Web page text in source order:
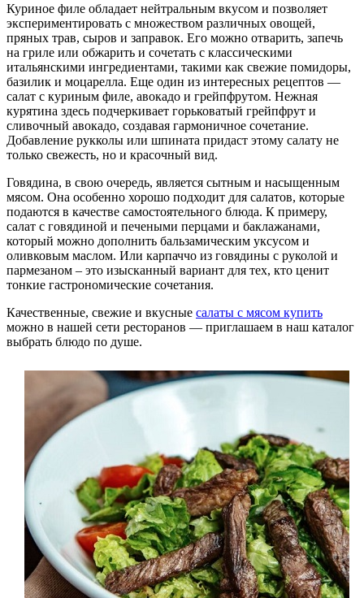
Куриное филе обладает нейтральным вкусом и позволяет
экспериментировать с множеством различных овощей,
пряных трав, сыров и заправок. Его можно отварить, запечь
на гриле или обжарить и сочетать с классическими
итальянскими ингредиентами, такими как свежие помидоры,
базилик и моцарелла. Еще один из интересных рецептов —
салат с куриным филе, авокадо и грейпфрутом. Нежная
курятина здесь подчеркивает горьковатый грейпфрут и
сливочный авокадо, создавая гармоничное сочетание.
Добавление рукколы или шпината придаст этому салату не
только свежесть, но и красочный вид.
Говядина, в свою очередь, является сытным и насыщенным
мясом. Она особенно хорошо подходит для салатов, которые
подаются в качестве самостоятельного блюда. К примеру,
салат с говядиной и печеными перцами и баклажанами,
который можно дополнить бальзамическим уксусом и
оливковым маслом. Или карпаччо из говядины с руколой и
пармезаном – это изысканный вариант для тех, кто ценит
тонкие гастрономические сочетания.
Качественные, свежие и вкусные салаты с мясом купить
можно в нашей сети ресторанов — приглашаем в наш каталог
выбрать блюдо по душе.